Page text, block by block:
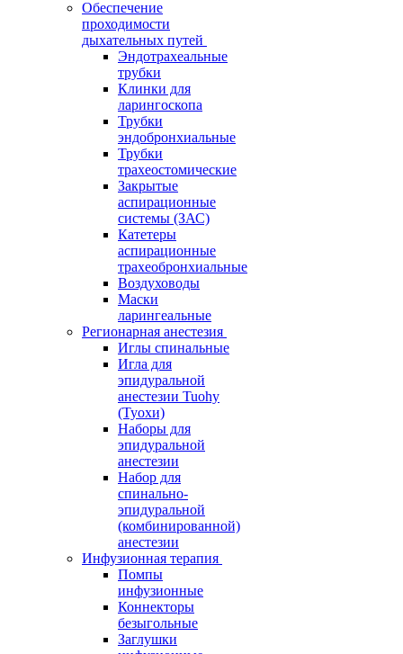
Обеспечение
проходимости
дыхательных путей
Эндотрахеальные
трубки
Клинки для
ларингоскопа
Трубки
эндобронхиальные
Трубки
трахеостомические
Закрытые
аспирационные
системы (ЗАС)
Катетеры
аспирационные
трахеобронхиальные
Воздуховоды
Маски
ларингеальные
Регионарная анестезия
Иглы спинальные
Игла для
эпидуральной
анестезии Tuohy
(Туохи)
Наборы для
эпидуральной
анестезии
Набор для
спинально-
эпидуральной
(комбинированной)
анестезии
Инфузионная терапия
Помпы
инфузионные
Коннекторы
безыгольные
Заглушки